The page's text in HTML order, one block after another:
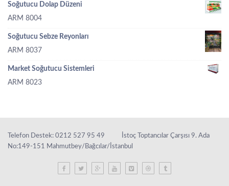
Soğutucu Dolap Düzeni
ARM 8004
Soğutucu Sebze Reyonları
ARM 8037
Market Soğutucu Sistemleri
ARM 8023
Telefon Destek: 0212 527 95 49
İstoç Toptancılar Çarşısı 9. Ada
No:149-151 Mahmutbey/Bağcılar/İstanbul